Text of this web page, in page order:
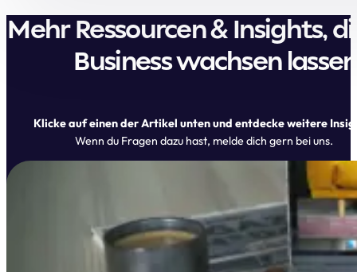
Mehr Ressourcen & Insights,
Business wachsen lassen
Klicke auf einen der Artikel unten und entdecke weitere
Wenn du Fragen dazu hast, melde dich gern bei uns.